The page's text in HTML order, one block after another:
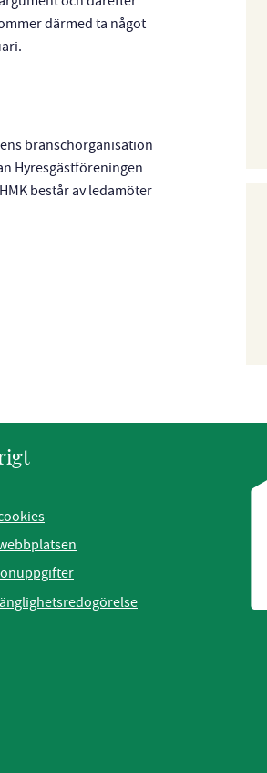
därmed ta något
branschorganisation
Hyresgästföreningen
består av ledamöter